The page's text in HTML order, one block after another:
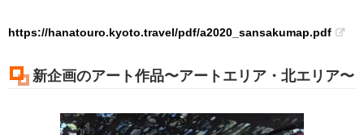
https://hanatouro.kyoto.travel/pdf/a2020_sansakumap.pdf
新企画のアート作品〜アートエリア・北エリア〜